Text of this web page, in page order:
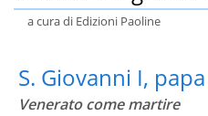
a cura di Edizioni Paoline
S. Giovanni I,
Venerato come martire